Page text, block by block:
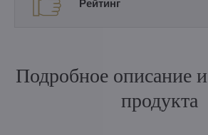
Рейтинг
Подробное описание
продукта